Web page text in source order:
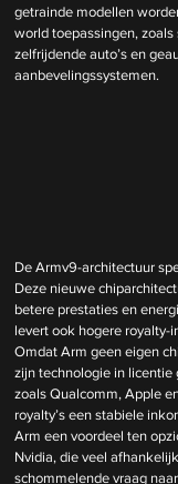
getrainde modellen
world toepassingen,
zelfrijdende auto’s en
aanbevelingssystemen.
De Armv9-architectuur
Deze nieuwe
betere prestaties en
levert ook hogere royalty-
Omdat Arm geen eigen
zijn technologie in
zoals Qualcomm, Apple
royalty’s een stabiele
Arm een voordeel ten
Nvidia, die veel
schommelende vraag